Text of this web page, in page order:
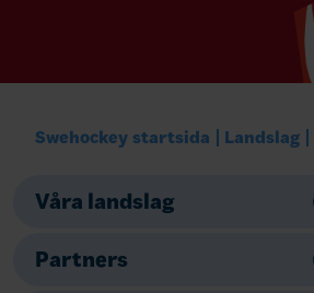
Swehockey startsida Landslag
Våra landslag
Partners